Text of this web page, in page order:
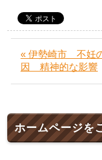
« 伊勢崎市 不妊
因 精神的な影響
ホームページを